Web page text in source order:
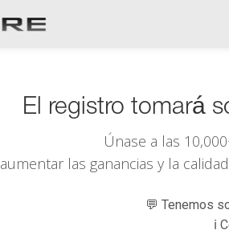
El registro tomará
Únase a las
aumentar las ganancias y la
💬 Tenemos
ℹ️